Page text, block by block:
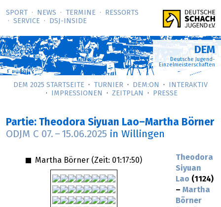
SPORT NEWS TERMINE
RESSORTS
SERVICE
DSJ-­INSIDE
DEM
Deutsche Jugend-
Einzelmeisterschaften
DEM 2025 STARTSEITE TURNIER DEM:ON
INTERAKTIV
IMPRESSIONEN
ZEITPLAN PRESSE
Partie: Theodora Siyuan Lao–Martha Börner
ODJM C 07. – 15.06.2025 in Willingen
Martha Börner (Zeit: 01:17:50)
Theodora
Siyuan
Lao (1124)
– Martha
Börner